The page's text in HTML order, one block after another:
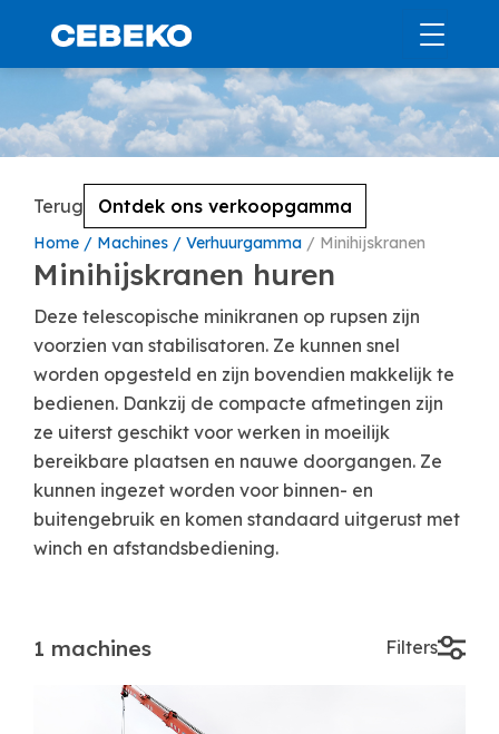
Home Machines Verhuurgamma Minihijskranen
Minihijskranen huren
Terug Ontdek ons verkoopgamma
Deze telescopische minikranen op rupsen zijn
voorzien van stabilisatoren. Ze kunnen snel
worden opgesteld en zijn bovendien makkelijk te
bedienen. Dankzij de compacte afmetingen zijn
ze uiterst geschikt voor werken in moeilijk
bereikbare plaatsen en nauwe doorgangen. Ze
kunnen ingezet worden voor binnen- en
buitengebruik en komen standaard uitgerust met
winch en afstandsbediening.
Filters
1 machines